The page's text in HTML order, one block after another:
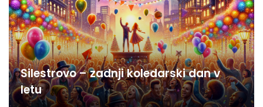
Silestrovo – zadnji koledarski dan v
letu